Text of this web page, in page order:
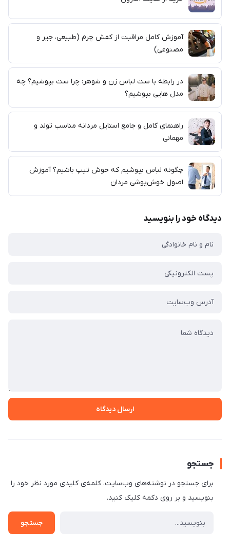
آموزش کامل مراقبت از کفش چرم (طبیعی، جیر و
مصنوعی)
در رابطه با ست لباس زن و شوهر: چرا ست بپوشیم؟ چه
مدل هایی بپوشیم؟
راهنمای کامل و جامع استایل مردانه مناسب تولد و
مهمانی
چگونه لباس بپوشیم که خوش تیپ باشیم؟ آموزش
اصول خوش‌پوشی مردان
دیدگاه خود را بنویسید
ارسال دیدگاه
جستجو
برای جستجو در نوشته‌های وب‌سایت، کلمه‌ی کلیدی مورد نظر خود را
بنویسید و بر روی دکمه کلیک کنید.
جستجو